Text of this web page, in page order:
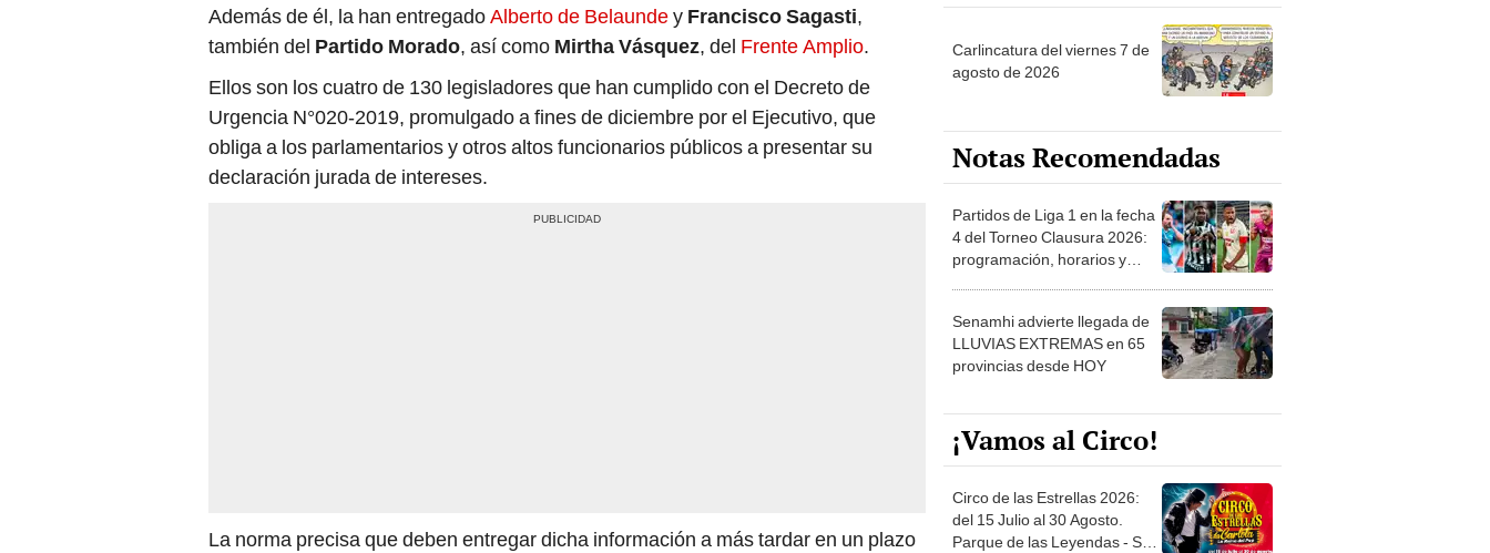
Además de él, la han entregadoAlberto de Belaundey Francisco Sagasti,
también del Partido Morado, así como Mirtha Vásquez, del Frente Amplio.
Ellos son los cuatro de 130 legisladores que han cumplido con el Decreto de
Urgencia N°020-2019, promulgado a fines de diciembre por el Ejecutivo, que
obliga a los parlamentarios y otros altos funcionarios públicos a presentar su
declaración jurada de intereses.
La norma precisa que deben entregar dicha información a más tardar en un plazo
Carlincatura del viernes 7 de
agosto de 2026
Notas Recomendadas
Partidos de Liga 1 en la fecha
4 del Torneo Clausura 2026:
programación, horarios y
Senamhi advierte llegada de
LLUVIAS EXTREMAS en 65
provincias desde HOY
¡Vamos al Circo!
Circo de las Estrellas 2026:
del 15 Julio al 30 Agosto.
Parque de las Leyendas - San